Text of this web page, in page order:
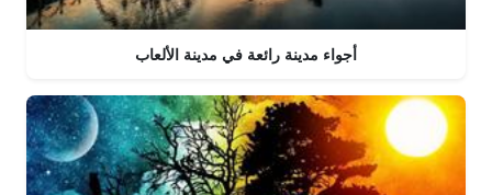
أجواء مدينة رائعة في مدينة الألعاب